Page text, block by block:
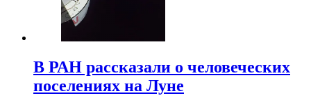
В РАН рассказали о человеческих
поселениях на Луне